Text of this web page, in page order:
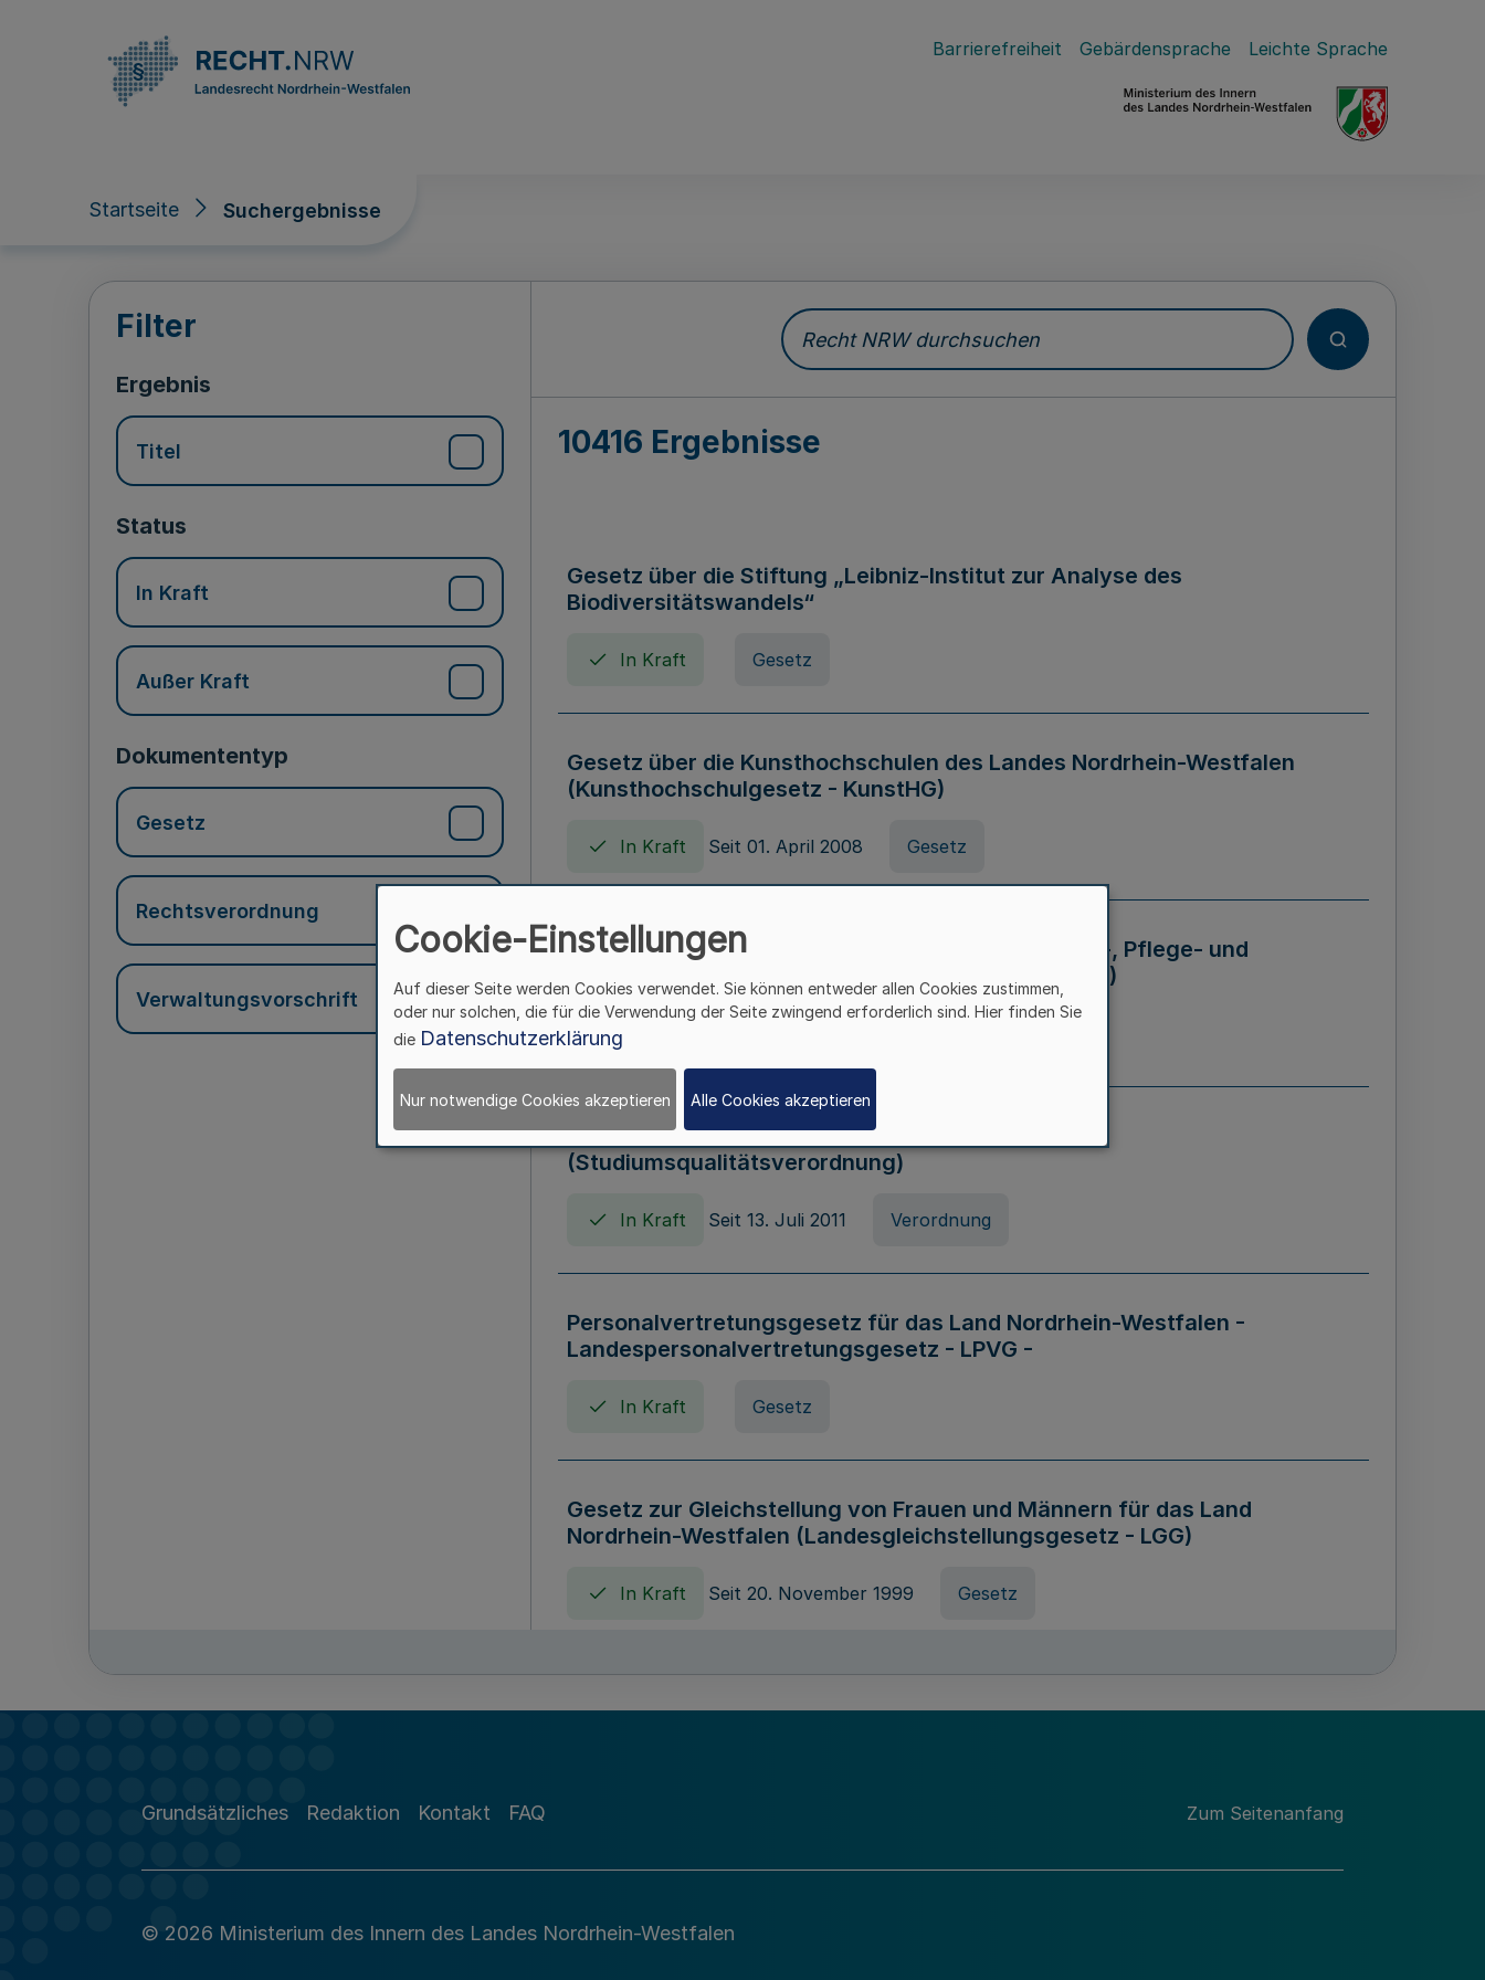
Barrierefreiheit Gebärdensprache Leichte Sprache
Startseite Suchergebnisse
Suchergebnisse
Filter
Ergebnis
Titel
Status
In Kraft
Außer Kraft
Dokumententyp
Gesetz
Rechtsverordnung
Verwaltungsvorschrift
Recht NRW durchsuchen
10416 Ergebnisse
Gesetz über die Stiftung „Leibniz-Institut zur Analyse des
Biodiversitätswandels“
In Kraft Gesetz
Gesetz über die Kunsthochschulen des Landes Nordrhein-Westfalen
(Kunsthochschulgesetz - KunstHG)
In Kraft Seit 01. April 2008 Gesetz
Verordnung über Beihilfen in Geburts-, Krankheits-, Pflege- und
Todesfällen (Beihilfenverordnung NRW - BVO NRW)
In Kraft
Verordnung zum Studiumsqualitätsgesetz
(Studiumsqualitätsverordnung)
In Kraft Seit 13. Juli 2011 Verordnung
Personalvertretungsgesetz für das Land Nordrhein-Westfalen -
Landespersonalvertretungsgesetz - LPVG -
In Kraft Gesetz
Gesetz zur Gleichstellung von Frauen und Männern für das Land
Nordrhein-Westfalen (Landesgleichstellungsgesetz - LGG)
In Kraft Seit 20. November 1999 Gesetz
Grundsätzliches Redaktion Kontakt FAQ Zum Seitenanfang
© 2026 Ministerium des Innern des Landes Nordrhein-Westfalen
Cookie-Einstellungen
Auf dieser Seite werden Cookies verwendet. Sie können entweder allen Cookies zustimmen,
oder nur solchen, die für die Verwendung der Seite zwingend erforderlich sind. Hier finden Sie
die Datenschutzerklärung
Nur notwendige Cookies akzeptieren Alle Cookies akzeptieren